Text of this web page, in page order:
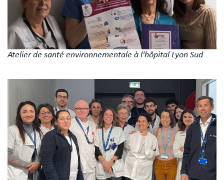
Atelier de santé environnementale à l'hôpital Lyon Sud